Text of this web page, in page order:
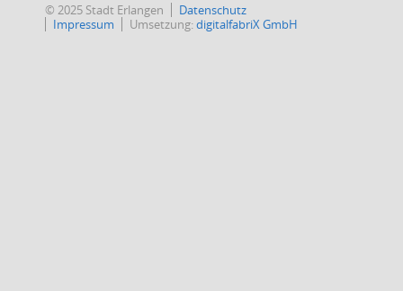
© 2025 Stadt Erlangen
Datenschutz
Impressum
Umsetzung:digitalfabriX GmbH